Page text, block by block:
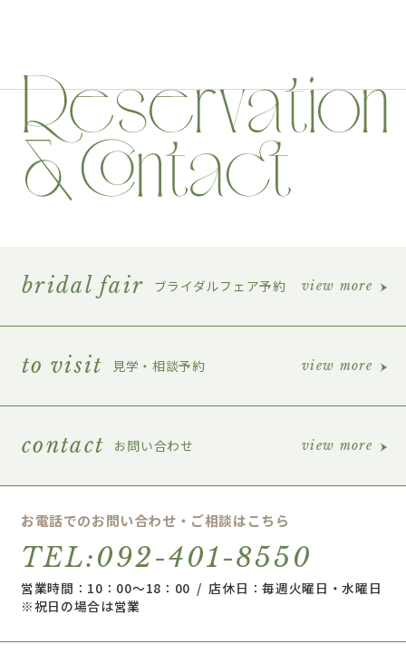
bridal fair ブライダルフェア予約 view more
to visit 見学・相談予約 view more
contact お問い合わせ view more
お電話でのお問い合わせ・ご相談はこちら
TEL:092-401-8550
営業時間：10：00～18：00 / 店休日：毎週火曜日・水曜日
※祝日の場合は営業